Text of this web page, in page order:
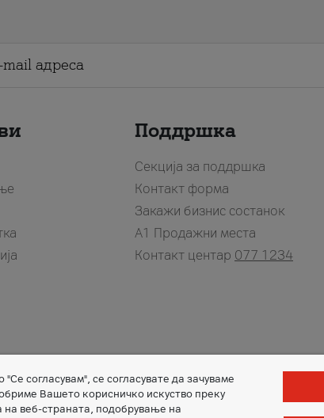
Поддршка
Секција за поддршка
Контакт форма
Закажи бизнис состанок
A1 Продажни места
Контакт центар 077 1234
согласувам", се согласувате да зачуваме
Вашето корисничко искуство преку
на веб-страната, подобрување на